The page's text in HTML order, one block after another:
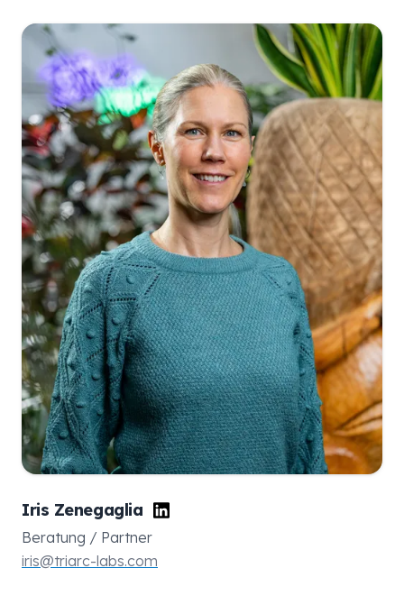
Iris Zenegaglia
Beratung / Partner
iris@triarc-labs.com